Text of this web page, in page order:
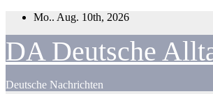
Zum
springen
Mo.. Aug. 10th, 2026
DA Deutsche
Deutsche Nachrichten